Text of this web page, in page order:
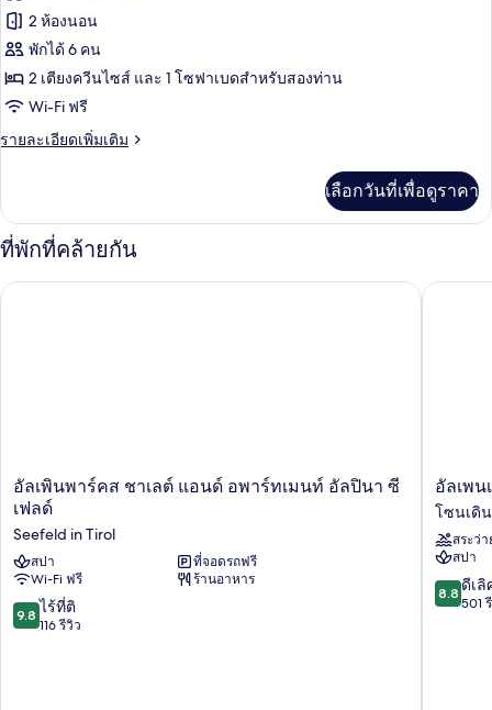
ยอ
ท
เม
นท์
ทั้งหมด
ของ
ดี
ลัก
ซ์อ
ท
เม
2 ห้องนอน
พักได้ 6 คน
2 เตียงควีนไซส์ และ 1 โซฟาเบดสำหรับสองท่าน
Wi-Fi ฟรี
รายละเอียดเพิ่มเติม
ราย
เกี่ยว
กับ
ดี
ซ์อ
เลือกวันที่เพื่อดูราคา
ที่พักที่คล้ายกัน
อัล
เพิ
ชา
เลต์
แอนด์
อ
พาร์
อัลเพินพาร์คส ชาเลต์ แอนด์ อพาร์ทเมนท์ อัลปินา ซี
เฟลด์
Seefeld in Tirol
สปา
ที่จอดรถฟรี
Wi-Fi ฟรี
ร้านอาหาร
9.8
จาก
9.8 ไร้ที่ติ
116 รีวิว
อัลเพินพาร์คส ชาเลต์ แอนด์ อพาร์ทเมนท์ อัลปินา ซีเฟลด์
อัล
เพ
นเลิฟ
-
โรง
แรม
ส
อัลเพ
โซนเดิ
สระว่
สปา
8.8
จาก
8.8 ดีเลิ
501
อัลเพนเ